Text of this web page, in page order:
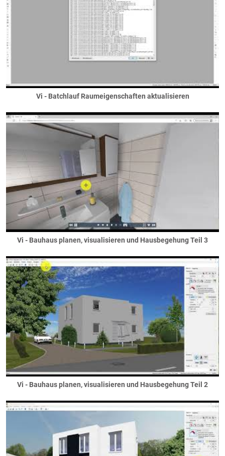
Außenwände
Gaubenwände
Gebäudetrennwände
Innenwände
Kellerwände
Verkofferungswände / Wangen
Wintergartenwände
Wohnungstrennwände
Bauen im Bestand
Vi - Batchlauf Raumeigenschaften aktualisieren
Vi - Bauhaus planen, visualisieren und Hausbegehung Teil 3
Vi - Bauhaus planen, visualisieren und Hausbegehung Teil 2